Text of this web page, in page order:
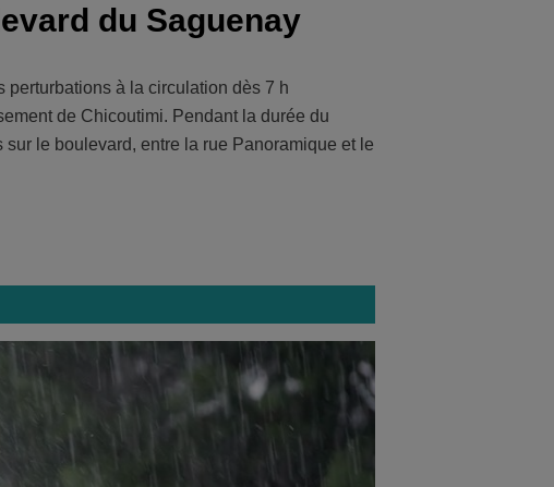
du Saguenay
perturbations à la circulation dès 7 h
de Chicoutimi. Pendant la durée du
le boulevard, entre la rue Panoramique et le